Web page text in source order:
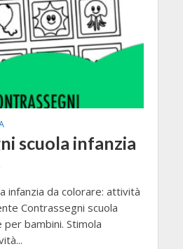
scuola infanzia
infanzia da colorare: attività
Contrassegni scuola
bambini. Stimola